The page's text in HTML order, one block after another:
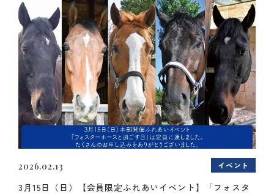
2026.02.13 イベント
3月15日（日）【会員限定ふれあいイベント】「フォスタ